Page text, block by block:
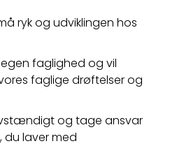
ryk og udviklingen hos
faglighed og vil
faglige drøftelser og
og tage ansvar
du laver med